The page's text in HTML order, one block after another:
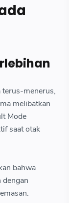
terus-menerus,
melibatkan
Mode
saat otak
bahwa
dengan